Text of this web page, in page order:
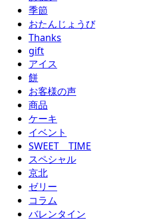
季節
おたんじょうび
Thanks
gift
アイス
餅
お客様の声
商品
ケーキ
イベント
SWEET TIME
スペシャル
京北
ゼリー
コラム
バレンタイン